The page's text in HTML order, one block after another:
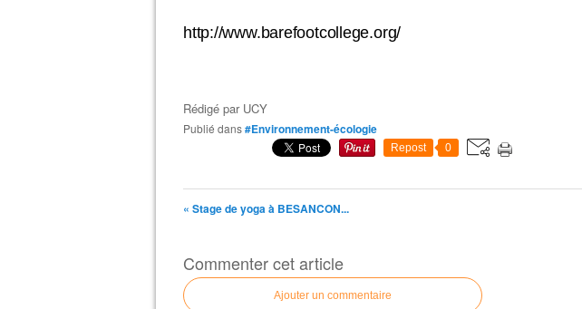
http://www.barefootcollege.org/
Rédigé par UCY
Publié dans#Environnement-écologie
Repost 0
« Stage de yoga à BESANCON...
Commenter cet article
Ajouter un commentaire